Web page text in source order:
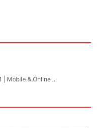
| Mobile & Online ...